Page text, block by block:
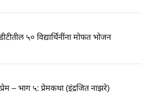
५० विद्यार्थिनींना मोफत भोजन
– भाग ५: प्रेमकथा (इंद्रजित नाझरे)